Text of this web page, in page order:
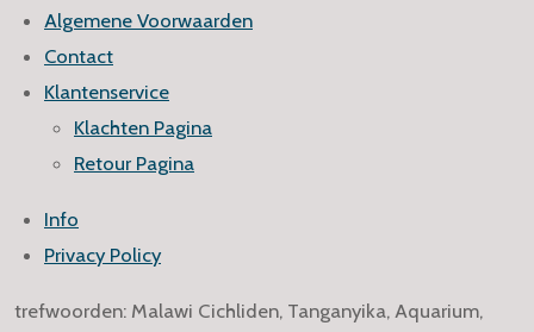
Algemene Voorwaarden
Contact
Klantenservice
Klachten Pagina
Retour Pagina
Info
Privacy Policy
trefwoorden: Malawi Cichliden, Tanganyika, Aquarium,